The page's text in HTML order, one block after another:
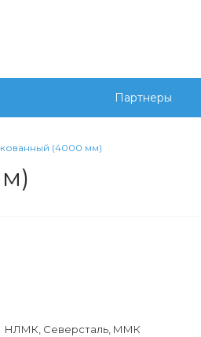
Партнеры
(4000 мм)
НЛМК, Северсталь, ММК